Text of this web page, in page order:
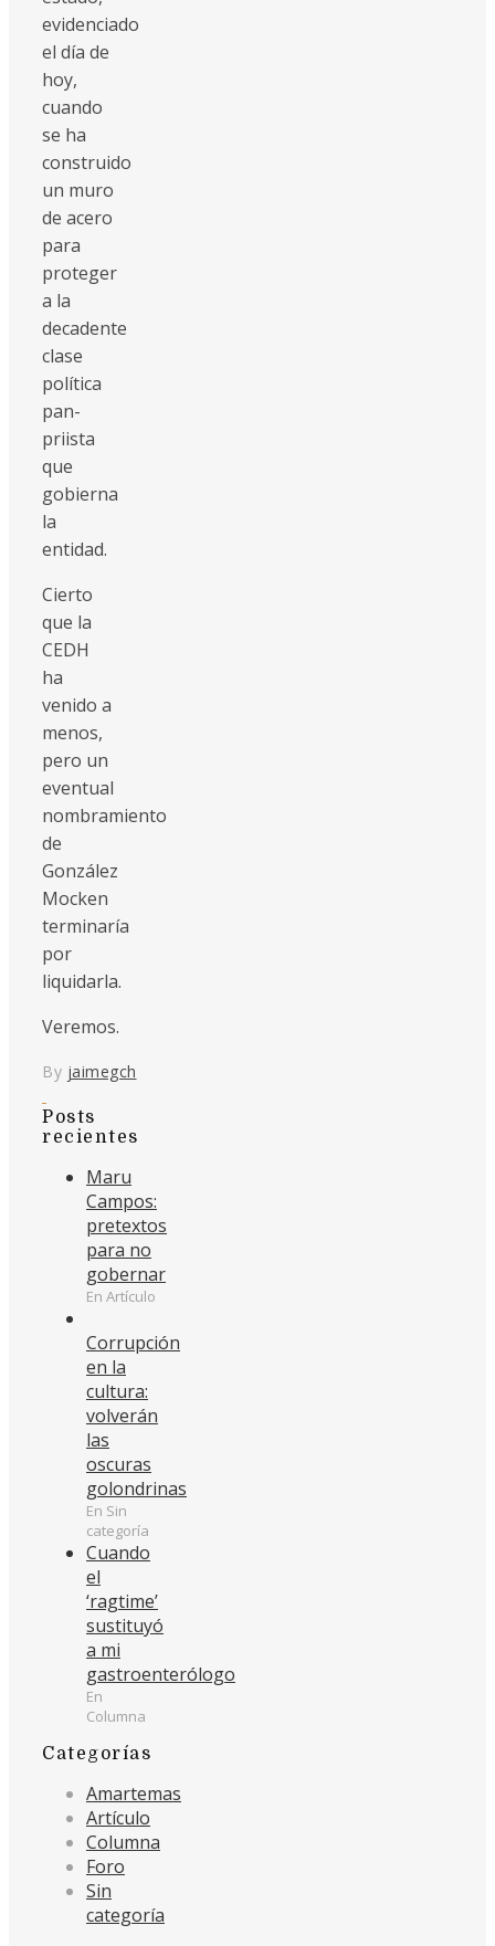
evidenciado
el día de
hoy,
cuando
se ha
construido
un muro
de acero
para
proteger
a la
decadente
clase
política
pan-
priista
que
gobierna
la
entidad.
Cierto
que la
CEDH
ha
venido a
menos,
pero un
eventual
nombramiento
de
González
Mocken
terminaría
por
liquidarla.
Veremos.
By jaimegch
Posts
recientes
Maru
Campos:
pretextos
para no
gobernar
En Artículo
Corrupción
en la
cultura:
volverán
las
oscuras
golondrinas
En Sin
categoría
Cuando
el
‘ragtime’
sustituyó
a mi
gastroenterólogo
En
Columna
Categorías
Amartemas
Artículo
Columna
Foro
Sin
categoría